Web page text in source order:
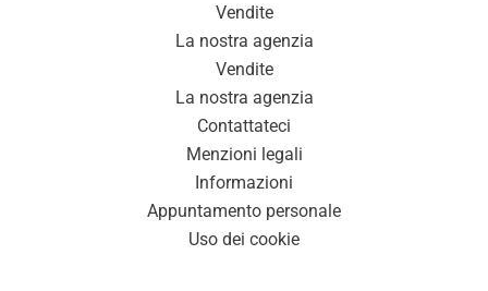
Vendite
La nostra agenzia
Vendite
La nostra agenzia
Contattateci
Menzioni legali
Informazioni
Appuntamento personale
Uso dei cookie